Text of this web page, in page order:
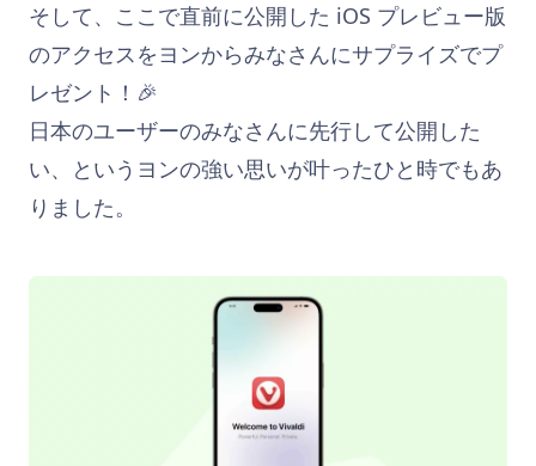
そして、ここで直前に公開した iOS プレビュー版
のアクセスをヨンからみなさんにサプライズでプ
レゼント！🎉
日本のユーザーのみなさんに先行して公開した
い、というヨンの強い思いが叶ったひと時でもあ
りました。